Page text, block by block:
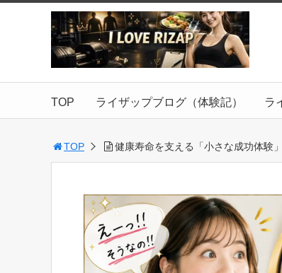
TOP ライザップブログ（体験記） ラ
TOP 健康寿命を支える「小さな成功体験